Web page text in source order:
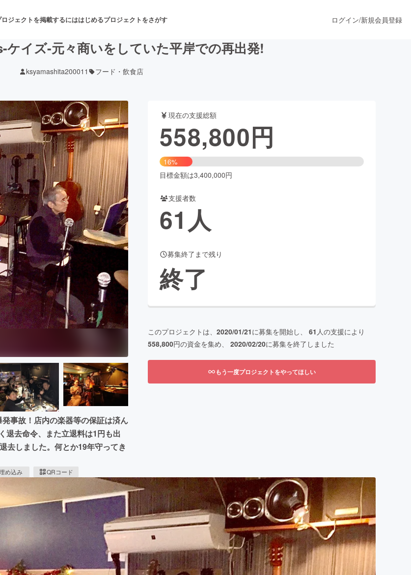
ロジェクトを掲載するにははじめるプロジェクトをさがす
舞台・パフォーマンス
サービス開発 フード・飲食店 ファッション
誌出版 アニメ・漫画
ジ ビューティー・ヘルスケア
CAMPFIRE for Social Good
CAMPFIRE Creation
CAMPFIREふるさと納税
machi-ya コミュニティ
ログイン/新規会員登録
ケイズ-元々商いをしていた平岸での再出発!
ksyamashita200011 フード・飲食店
事故！店内の楽器等の保証は済ん
退去命令、また立退料は1円も出
去しました。何とか19年守ってき
め込み QRコード
現在の支援総額
558,800円
16%
目標金額は3,400,000円
支援者数
61 人
募集終了まで残り
終了
このプロジェクトは、 2020/01/21に募集を開始し、 61 人の支援により
558,800円の資金を集め、 2020/02/20に募集を終了しました
もう一度プロジェクトをやってほしい